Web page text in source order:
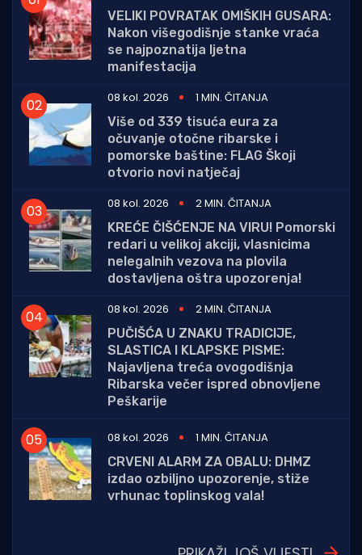
VELIKI POVRATAK OMIŠKIH GUSARA:
Nakon višegodišnje stanke vraća
se najpoznatija ljetna
manifestacija
08 kol. 2026
1 MIN. ČITANJA
Više od 339 tisuća eura za
očuvanje otočne ribarske i
pomorske baštine: FLAG Škoji
otvorio novi natječaj
08 kol. 2026
2 MIN. ČITANJA
KREĆE ČIŠĆENJE NA VIRU! Pomorski
redari u velikoj akciji, vlasnicima
nelegalnih vezova na plovila
dostavljena oštra upozorenja!
08 kol. 2026
2 MIN. ČITANJA
PUČIŠĆA U ZNAKU TRADICIJE,
SLASTICA I KLAPSKE PISME:
Najavljena treća ovogodišnja
Ribarska večer ispred obnovljene
Peškarije
08 kol. 2026
1 MIN. ČITANJA
CRVENI ALARM ZA OBALU: DHMZ
izdao ozbiljno upozorenje, stiže
vrhunac toplinskog vala!